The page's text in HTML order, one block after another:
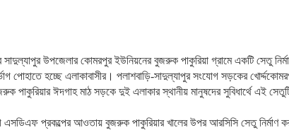
সাদুল্যাপুর উপজেলার কোমরপুর ইউনিয়নের বুজরুক পাকুরিয়া গ্রামে একটি সেতু
পোহাতে হচ্ছে এলাকাবাসীর। পলাশবাড়ি-সাদুল্যাপুর সংযোগ সড়কের
পাকুরিয়ার ঈদগাহ মাঠ সড়কে দুই এলাকার স্থানীয় মানুষদের সুবিধার্থে এই সেতুটি
প্রকল্পের আওতায় বুজরুক পাকুরিয়ার খালের উপর আরসিসি সেতু নির্মাণ